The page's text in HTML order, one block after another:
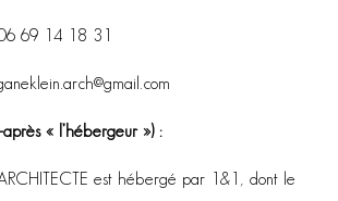
69 14 18 31
« l’hébergeur ») :
est hébergé par 1&1, dont le